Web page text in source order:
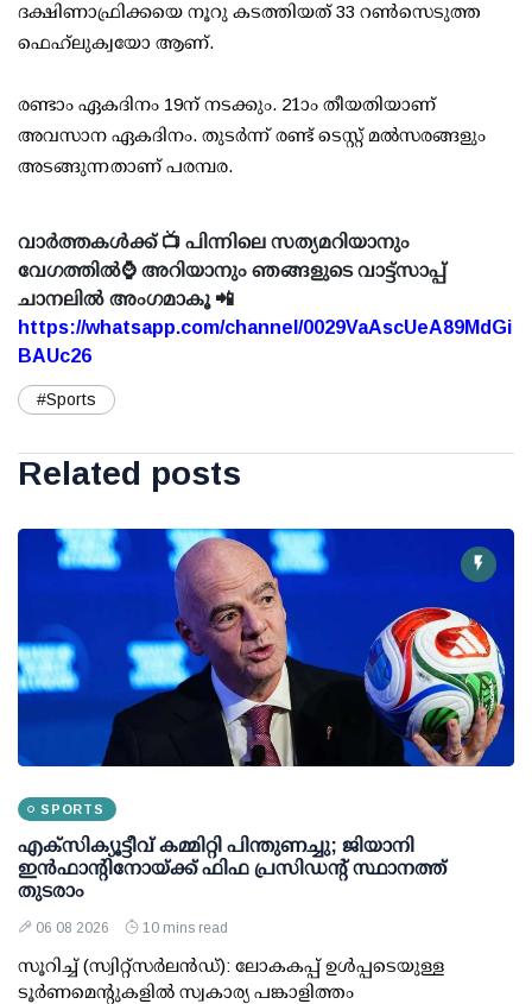
ദക്ഷിണാഫ്രിക്കയെ നൂറു കടത്തിയത് 33 റണ്‍സെടുത്ത
ഫെഹ്‌ലുക്വയോ ആണ്.
രണ്ടാം ഏകദിനം 19ന് നടക്കും. 21ാം തീയതിയാണ്
അവസാന ഏകദിനം. തുടര്‍ന്ന് രണ്ട് ടെസ്റ്റ് മല്‍സരങ്ങളും
അടങ്ങുന്നതാണ് പരമ്പര.
വാർത്തകൾക്ക് 📺 പിന്നിലെ സത്യമറിയാനും
വേഗത്തിൽ⌚ അറിയാനും ഞങ്ങളുടെ വാട്ട്സാപ്പ്
ചാനലിൽ അംഗമാകൂ 📲
https://whatsapp.com/channel/0029VaAscUeA89MdGi
BAUc26
#Sports
Related posts
SPORTS
എക്സിക്യൂട്ടീവ് കമ്മിറ്റി പിന്തുണച്ചു; ജിയാനി
ഇന്‍ഫാന്റിനോയ്ക്ക് ഫിഫ പ്രസിഡന്റ് സ്ഥാനത്ത്
തുടരാം
06 08 2026 10 mins read
സൂറിച്ച് (സ്വിറ്റ്‌സര്‍ലന്‍ഡ്): ലോകകപ്പ് ഉള്‍പ്പടെയുള്ള
ടൂര്‍ണമെന്റുകളില്‍ സ്വകാര്യ പങ്കാളിത്തം